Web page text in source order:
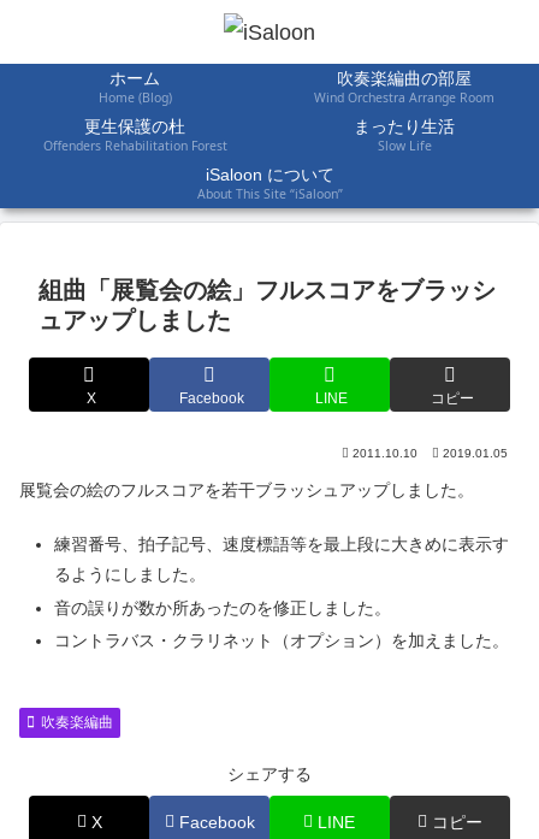
ホーム
Home (Blog)
吹奏楽編曲の部屋
Wind Orchestra Arrange Room
更生保護の杜
Offenders Rehabilitation Forest
まったり生活
Slow Life
iSaloon について
About This Site “iSaloon”
組曲「展覧会の絵」フルスコアをブラッシ
ュアップしました
X Facebook LINE コピー
2011.10.10 2019.01.05
展覧会の絵のフルスコアを若干ブラッシュアップしました。
練習番号、拍子記号、速度標語等を最上段に大きめに表示す
るようにしました。
音の誤りが数か所あったのを修正しました。
コントラバス・クラリネット（オプション）を加えました。
吹奏楽編曲
シェアする
X Facebook LINE コピー